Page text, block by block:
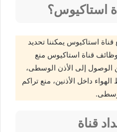
استاكيوس؟
استاكيوس يمكننا تحديد
قناة استاكيوس منع
الوصول إلى الأذن الوسطى،
داخل الأذنين، منع تراكم
قناة